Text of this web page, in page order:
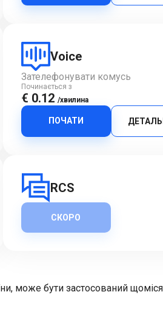
Voice
Зателефонувати комусь
Починається з
€ 0.12 /хвилина
ПОЧАТИ
RCS
СКОРО
може бути застосований